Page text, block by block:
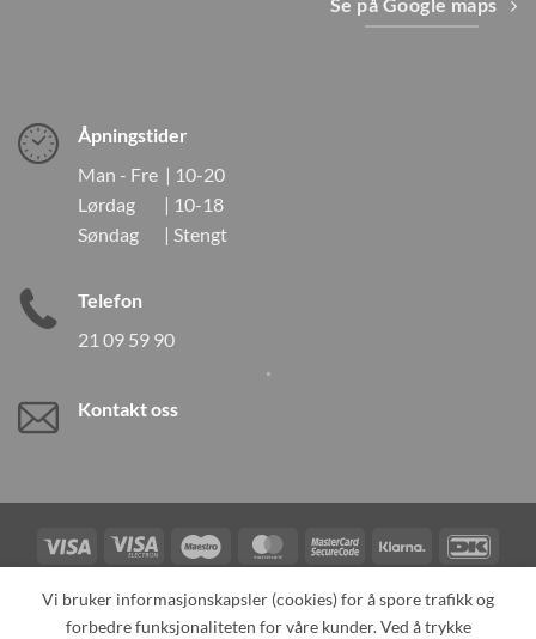
Se på Google maps
Åpningstider
Man - Fre | 10-20
Lørdag | 10-18
Søndag | Stengt
Telefon
21 09 59 90
Kontakt oss
Visa
Visa
Electron
Maestro MasterCardMasterCard
2
Klarna
Card
TILBAKEKALLINGER KONTAKT OSS OM OSS
Vi bruker informasjonskapsler (cookies) for å spore trafikk og
forbedre funksjonaliteten for våre kunder. Ved å trykke